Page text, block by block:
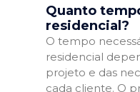
Quanto
residencial?
O tempo
residencial
projeto e das
cada cliente. O